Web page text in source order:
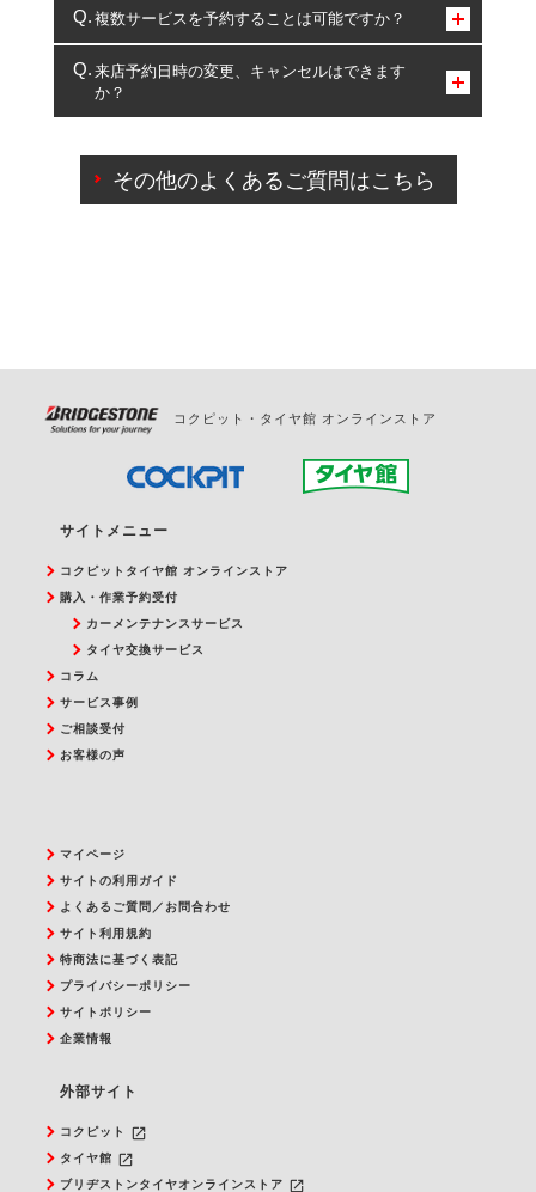
コクピット・タイヤ館のみとなります。
複数サービスを予約することは可能ですか？
複数サービスのご予約は可能です。
一部の商品・サービスの組み合わせに限り、同時にご予約が
出来ないものもございます。
来店予約日時の変更、キャンセルはできます
か？
ご来店予約日の3営業日前を過ぎている場合のご予約
の日時変更につきましては、直接ご予約の店舗まで
その他のよくあるご質問はこちら
コクピット・タイヤ館 オンラインストア
サイトメニュー
コクピットタイヤ館 オンラインストア
購入・作業予約受付
カーメンテナンスサービス
タイヤ交換サービス
コラム
サービス事例
ご相談受付
お客様の声
マイページ
サイトの利用ガイド
よくあるご質問／お問合わせ
サイト利用規約
特商法に基づく表記
プライバシーポリシー
サイトポリシー
企業情報
外部サイト
コクピット launch
タイヤ館 launch
ブリヂストンタイヤオンラインストア launch